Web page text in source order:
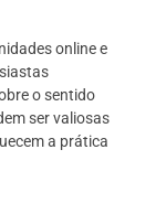
online e
o sentido
ser valiosas
a prática